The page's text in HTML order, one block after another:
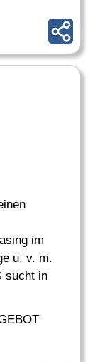
im
u. v. m.
sucht in